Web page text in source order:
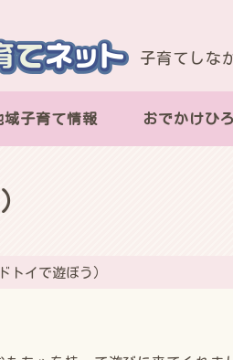
子育てしな
域子育て情報 おでかけひ
トイで遊ぼう）